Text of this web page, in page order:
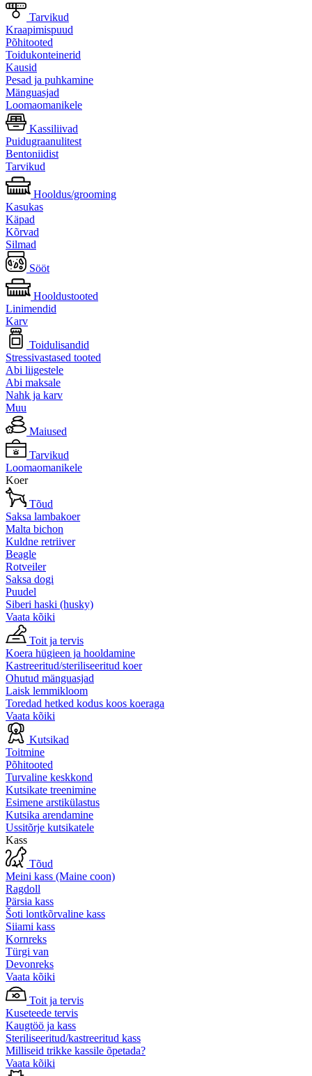
Tarvikud
Kraapimispuud
Põhitooted
Toidukonteinerid
Kausid
Pesad ja puhkamine
Mänguasjad
Loomaomanikele
Kassiliivad
Puidugraanulitest
Bentoniidist
Tarvikud
Hooldus/grooming
Kasukas
Käpad
Kõrvad
Silmad
Sööt
Hooldustooted
Linimendid
Karv
Toidulisandid
Stressivastased tooted
Abi liigestele
Abi maksale
Nahk ja karv
Muu
Maiused
Tarvikud
Loomaomanikele
Koer
Tõud
Saksa lambakoer
Malta bichon
Kuldne retriiver
Beagle
Rotveiler
Saksa dogi
Puudel
Siberi haski (husky)
Vaata kõiki
Toit ja tervis
Koera hügieen ja hooldamine
Kastreeritud/steriliseeritud koer
Ohutud mänguasjad
Laisk lemmikloom
Toredad hetked kodus koos koeraga
Vaata kõiki
Kutsikad
Toitmine
Põhitooted
Turvaline keskkond
Kutsikate treenimine
Esimene arstikülastus
Kutsika arendamine
Ussitõrje kutsikatele
Kass
Tõud
Meini kass (Maine coon)
Ragdoll
Pärsia kass
Šoti lontkõrvaline kass
Siiami kass
Kornreks
Türgi van
Devonreks
Vaata kõiki
Toit ja tervis
Kuseteede tervis
Kaugtöö ja kass
Steriliseeritud/kastreeritud kass
Milliseid trikke kassile õpetada?
Vaata kõiki